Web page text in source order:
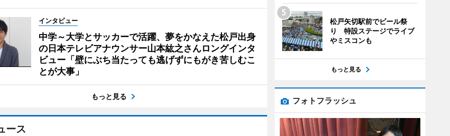
インタビュー
中学～大学とサッカーで活躍、夢をかなえた松戸出身
の日本テレビアナウンサー山本紘之さんロングインタ
ビュー「壁にぶち当たっても逃げずにもがき苦しむこ
とが大事」
もっと見る
ース
松戸矢切駅前でビール祭
り 特設ステージでライブ
やミスコンも
もっと見る
フォトフラッシュ